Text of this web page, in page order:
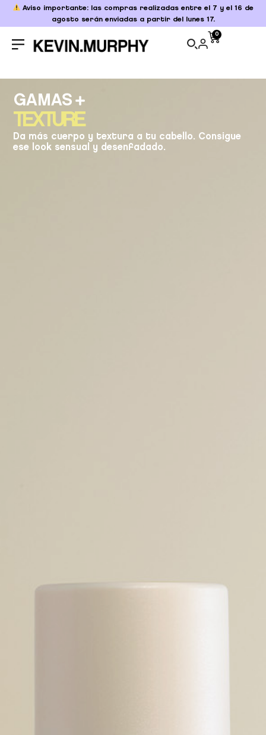
Aviso importante: las compras realizadas entre el 7 y el 16 de
agosto serán enviadas a partir del lunes 17.
0
GAMAS
TEXTURE
Da más cuerpo y textura a tu cabello. Consigue
ese look sensual y desenfadado.